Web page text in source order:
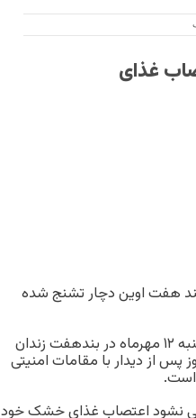
غذای
هفت اوین دچار تشنج شده
به گزارش تارنگار حقوق بشر در ایران، سهیل عربی شامگاه چهارشنبه ۱۲ مهرماه در بندهفت زندان
پس از دیدار با مقامات امنیتی
نشود اعتصاب غذای خشک خود